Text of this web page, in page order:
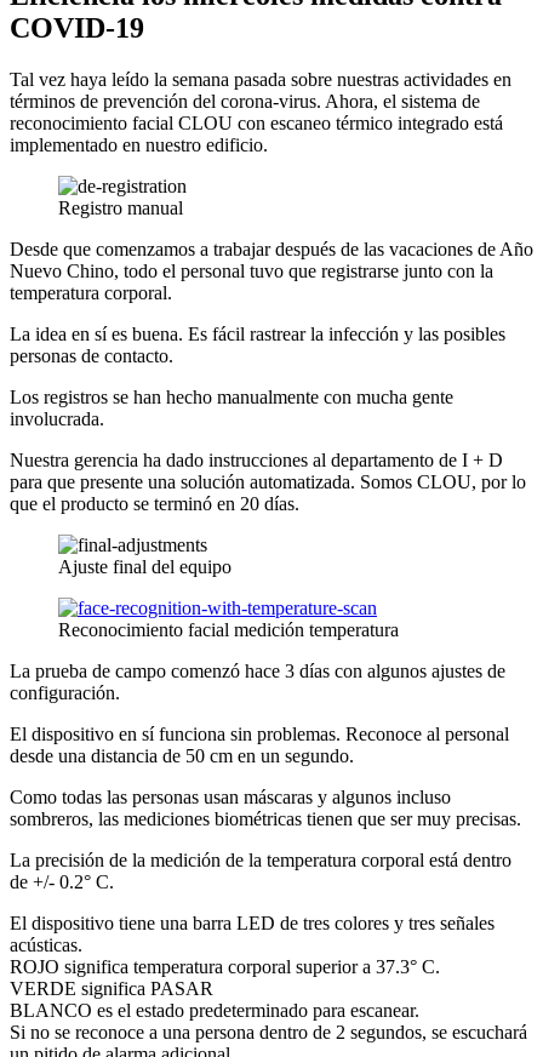
COVID-19
Tal vez haya leído la semana pasada sobre nuestras actividades en
términos de prevención del corona-virus. Ahora, el sistema de
reconocimiento facial CLOU con escaneo térmico integrado está
implementado en nuestro edificio.
Registro manual
Desde que comenzamos a trabajar después de las vacaciones de Año
Nuevo Chino, todo el personal tuvo que registrarse junto con la
temperatura corporal.
La idea en sí es buena. Es fácil rastrear la infección y las posibles
personas de contacto.
Los registros se han hecho manualmente con mucha gente
involucrada.
Nuestra gerencia ha dado instrucciones al departamento de I + D
para que presente una solución automatizada. Somos CLOU, por lo
que el producto se terminó en 20 días.
Ajuste final del equipo
Reconocimiento facial medición temperatura
La prueba de campo comenzó hace 3 días con algunos ajustes de
configuración.
El dispositivo en sí funciona sin problemas. Reconoce al personal
desde una distancia de 50 cm en un segundo.
Como todas las personas usan máscaras y algunos incluso
sombreros, las mediciones biométricas tienen que ser muy precisas.
La precisión de la medición de la temperatura corporal está dentro
de +/- 0.2° C.
El dispositivo tiene una barra LED de tres colores y tres señales
acústicas.
ROJO significa temperatura corporal superior a 37.3° C.
VERDE significa PASAR
BLANCO es el estado predeterminado para escanear.
Si no se reconoce a una persona dentro de 2 segundos, se escuchará